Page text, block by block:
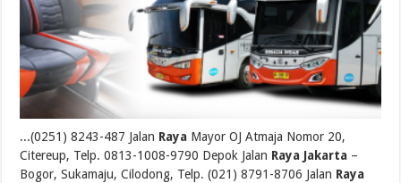
...(0251) 8243-487 Jalan Raya Mayor OJ Atmaja Nomor 20,
Citereup, Telp. 0813-1008-9790 Depok Jalan Raya Jakarta –
Bogor, Sukamaju, Cilodong, Telp. (021) 8791-8706 Jalan Raya